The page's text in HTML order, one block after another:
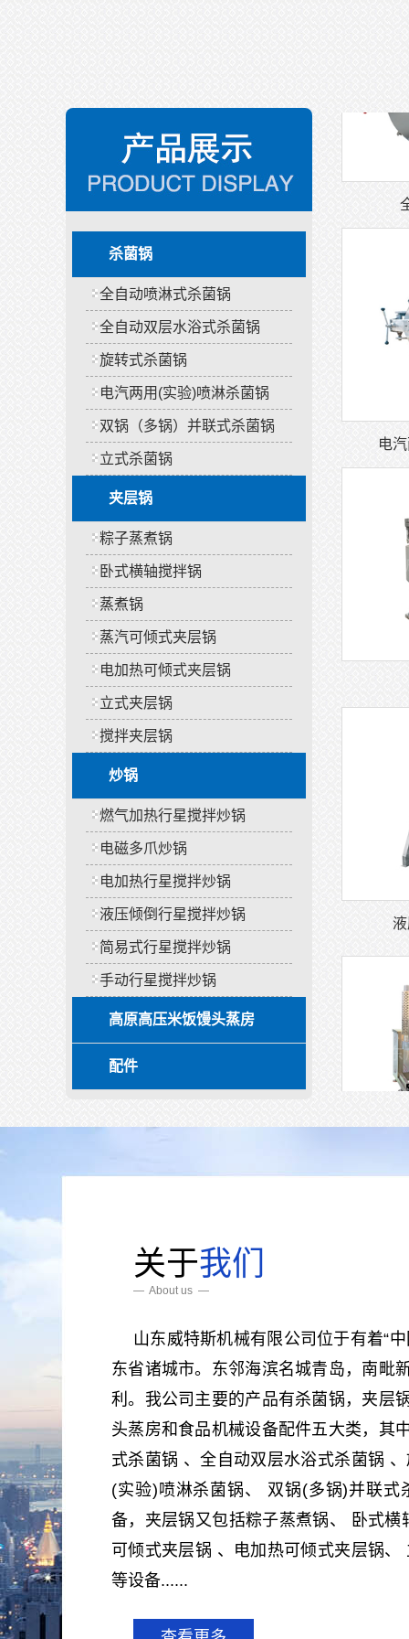
杀菌锅
全自动喷淋式杀菌锅
全自动双层水浴式杀菌锅
旋转式杀菌锅
电汽两用(实验)喷淋杀菌锅
双锅（多锅）并联式杀菌锅
立式杀菌锅
夹层锅
粽子蒸煮锅
卧式横轴搅拌锅
蒸煮锅
蒸汽可倾式夹层锅
电加热可倾式夹层锅
立式夹层锅
搅拌夹层锅
炒锅
燃气加热行星搅拌炒锅
电磁多爪炒锅
电加热行星搅拌炒锅
液压倾倒行星搅拌炒锅
简易式行星搅拌炒锅
手动行星搅拌炒锅
高原高压米饭馒头蒸房
配件
关于我们
— About us —
山东威特斯机械有限公司位于有着“
东省诸城市。东邻海滨名城青岛，南毗
利。我公司主要的产品有杀菌锅，夹层
头蒸房和食品机械设备配件五大类，其
式杀菌锅 、全自动双层水浴式杀菌锅
(实验)喷淋杀菌锅、 双锅(多锅)并联式
备，夹层锅又包括粽子蒸煮锅、 卧式横
可倾式夹层锅 、电加热可倾式夹层锅
等设备......